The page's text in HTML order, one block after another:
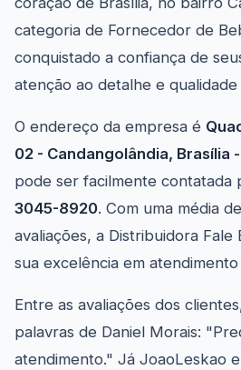
categoria de Fornecedor de
conquistado a confiança de
atenção ao detalhe e
O endereço da empresa é
02 - Candangolândia, Brasília
pode ser facilmente contatada
3045-8920. Com uma média
avaliações, a Distribuidora
sua excelência em
Entre as avaliações dos
palavras de Daniel Morais:
atendimento." Já JoaoLeskao